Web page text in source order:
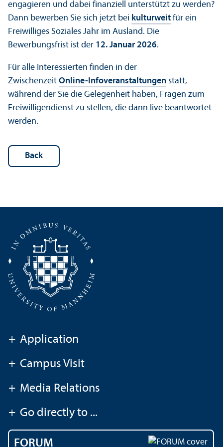
engagieren und dabei finanziell unterstützt zu werden?
Dann bewerben Sie sich jetzt bei kulturweit für ein
Freiwilliges Soziales Jahr im Ausland. Die
Bewerbungsfrist ist der 12. Januar 2026.
Für alle Interessierten finden in der
Zwischenzeit Online-Infoveranstaltungen statt,
während der Sie die Gelegenheit haben, Fragen zum
Freiwilligendienst zu stellen, die dann live beantwortet
werden.
Back
+ Application
+ Campus Visit
+ Media Relations
+ Go directly to ...
FORUM